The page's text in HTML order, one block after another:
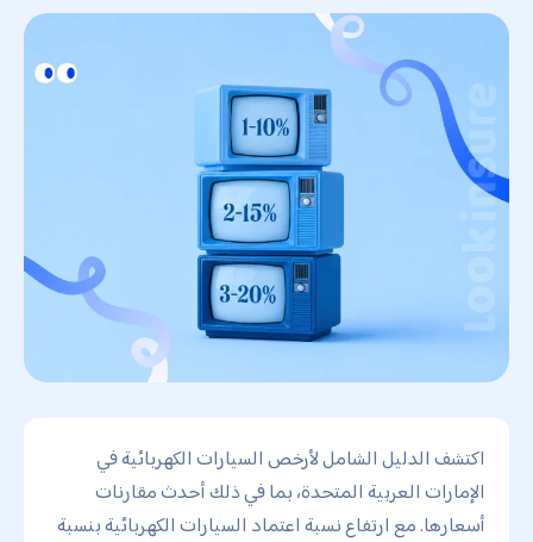
اكتشف الدليل الشامل لأرخص السيارات الكهربائية في
الإمارات العربية المتحدة، بما في ذلك أحدث مقارنات
أسعارها. مع ارتفاع نسبة اعتماد السيارات الكهربائية بنسبة